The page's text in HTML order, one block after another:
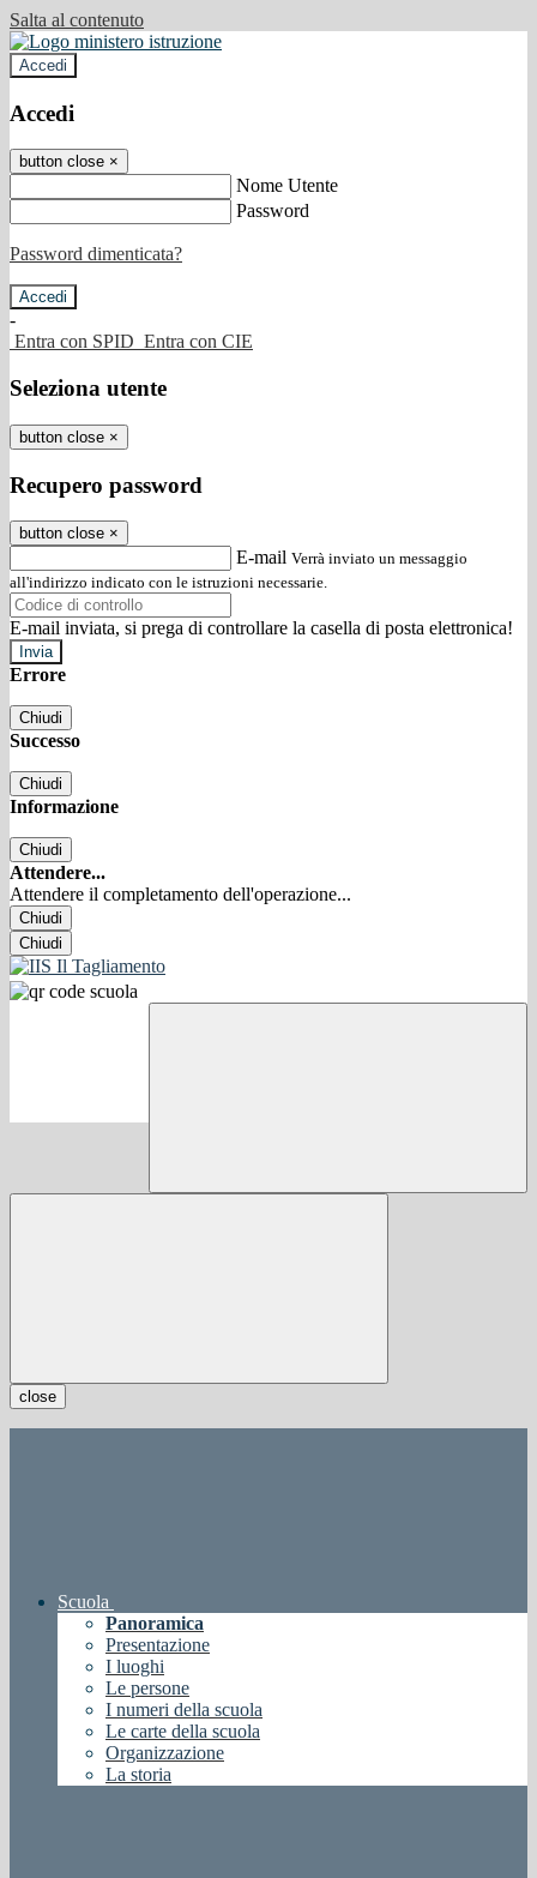
Salta al contenuto
Accedi
Accedi
button close ×
Nome Utente
Password
Password dimenticata?
-
Entra con SPID Entra con CIE
Seleziona utente
button close ×
Recupero password
button close ×
E-mail Verrà inviato un messaggio
all'indirizzo indicato con le istruzioni necessarie.
E-mail inviata, si prega di controllare la casella di posta elettronica!
Errore
Chiudi
Successo
Chiudi
Informazione
Chiudi
Attendere...
Attendere il completamento dell'operazione...
Chiudi
Chiudi
close
Scuola
Panoramica
Presentazione
I luoghi
Le persone
I numeri della scuola
Le carte della scuola
Organizzazione
La storia